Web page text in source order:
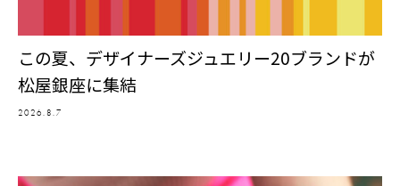
この夏、デザイナーズジュエリー20ブランドが
松屋銀座に集結
2026.8.7